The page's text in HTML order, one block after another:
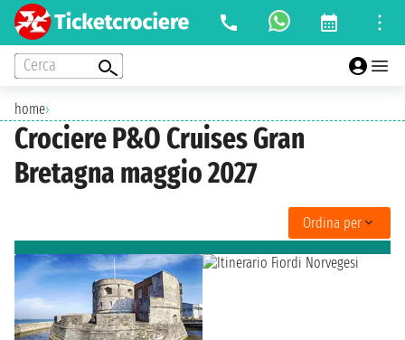
Cerca
home›
Crociere P&O Cruises Gran
Bretagna maggio 2027
Ordina per